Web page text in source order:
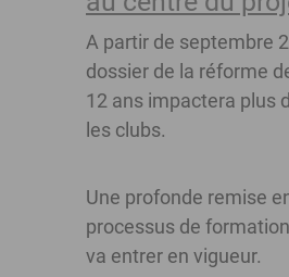
A partir de septembre
dossier de la réforme
12 ans impactera plus
les clubs.
Une profonde remise
processus de
va entrer en vigueur.